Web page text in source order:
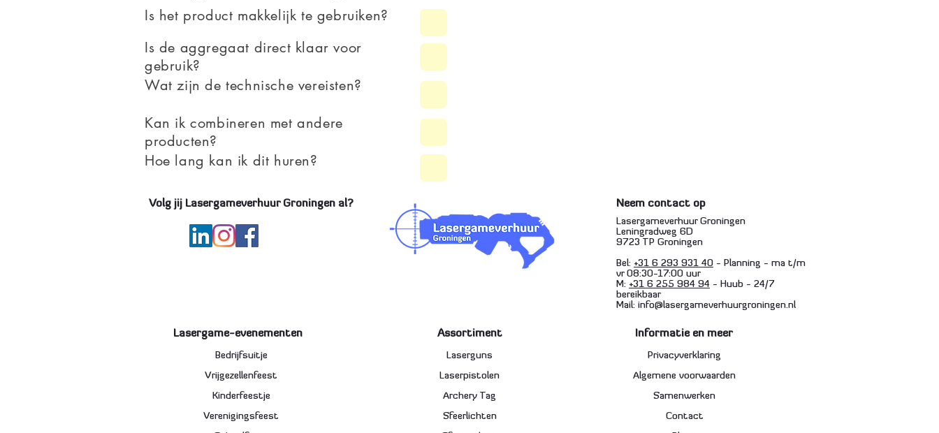
Is het product makkelijk te gebruiken?
Is de aggregaat direct klaar voor
gebruik?
Wat zijn de technische vereisten?
Kan ik combineren met andere
producten?
Hoe lang kan ik dit huren?
Volg jij Lasergameverhuur Groningen al? Neem contact op
Lasergameverhuur Groningen
Leningradweg 6D
9723 TP Groningen
Bel: +31 6 293 931 40 - Planning - ma t/m
vr 08:30-17:00 uur
M: +31 6 255 984 94 - Huub - 24/7
bereikbaar
Mail: info@lasergameverhuurgroningen.nl
Lasergame-evenementen
Bedrijfsuitje
Vrijgezellenfeest
Kinderfeestje
Verenigingsfeest
Assortiment
Laserguns
Laserpistolen
Archery Tag
Sfeerlichten
Informatie en meer
Privacyverklaring
Algemene voorwaarden
Samenwerken
Contact